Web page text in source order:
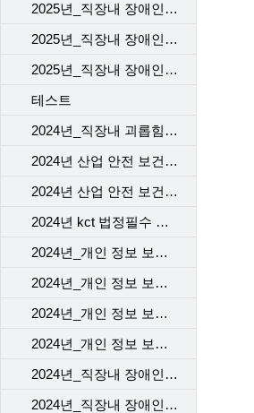
2025년_직장내 장애인 인식 개선 교육_2차
2025년_직장내 장애인 인식 개선 교육_3차
2025년_직장내 장애인 인식 개선 교육_4차
테스트
2024년_직장내 괴롭힘 예방 교육
2024년 산업 안전 보건 교육_근골격계질환 예방 맨손 스트레칭
2024년 산업 안전 보건 교육_뇌심혈관계 질환 관리
2024년 kct 법정필수 직장 내 성희롱예방교육
2024년_개인 정보 보호 교육_1차
2024년_개인 정보 보호 교육_2차
2024년_개인 정보 보호 교육_3차
2024년_개인 정보 보호 교육_4차
2024년_직장내 장애인 인식 개선 교육_1차
2024년_직장내 장애인 인식 개선 교육_2차